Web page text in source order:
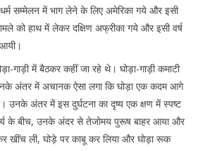
सम्मेलन में भाग लेने के लिए अमेरिका गये और इसी
को हाथ में लेकर दक्षिण अफ्रीका गये और इसी वर्ष
आयी।
गाड़ी में बैठकर कहीं जा रहे थे। घोड़ा-गाड़ी कमाटी
अंतर में अचानक ऐसा लगा कि घोड़ा एक कदम आगे
उनके अंतर में इस दुर्घटना का दृष्य एक क्षण में स्पष्ट
के बीच, उनके अंदर से तेजोमय पुरूष बाहर आया और
खींच ली, घोड़े पर काबू कर लिया और घोड़ा रूक